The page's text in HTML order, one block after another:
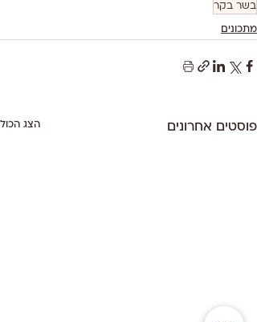
בשר בקר
מתכונים
פוסטים אחרונים הצג הכול